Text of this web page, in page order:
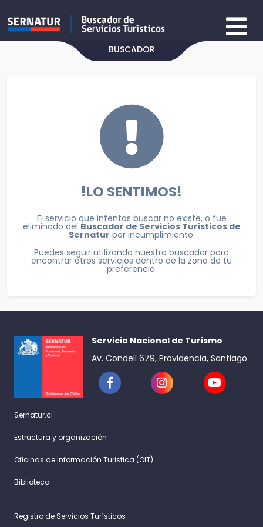
BUSCADOR
!LO SENTIMOS!
El servicio que intentas buscar no existe, o fue
eliminado del Buscador de Servicios Turisticos de
Sernatur por incumplimiento.
Puedes seguir utilizando nuestro buscador para
encontrar otros servicios dentro de la zona de tu
preferencia.
Servicio Nacional de Turismo
Av. Condell 679, Providencia, Santiago
Sernatur.cl
Estructura y organización
Oficinas de Información Turistica (OIT)
Biblioteca
Registro de Servicios Turísticos